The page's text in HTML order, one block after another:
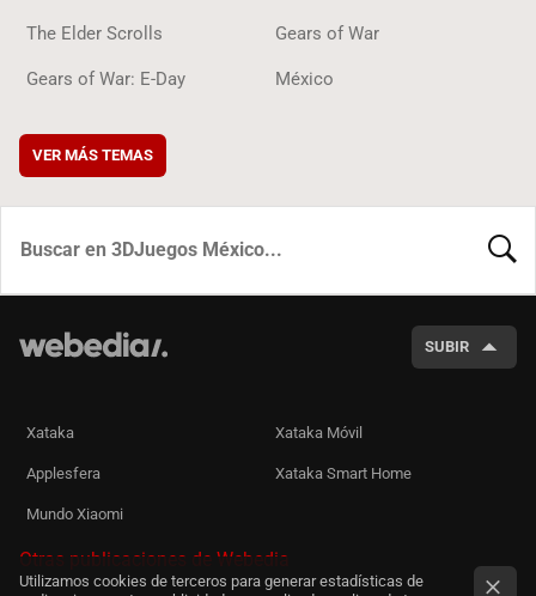
The Elder Scrolls Gears of War
Gears of War: E-Day México
VER MÁS TEMAS
SUBIR
Xataka Xataka Móvil
Applesfera Xataka Smart Home
Mundo Xiaomi
Otras publicaciones de Webedia
Utilizamos cookies de terceros para generar estadísticas de